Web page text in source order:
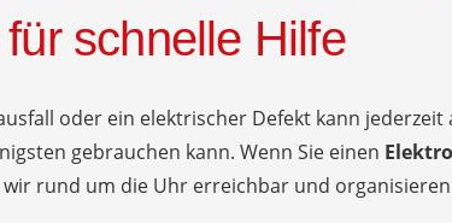
schnelle Hilfe
oder ein elektrischer Defekt kann
gebrauchen kann. Wenn Sie einen
rund um die Uhr erreichbar und